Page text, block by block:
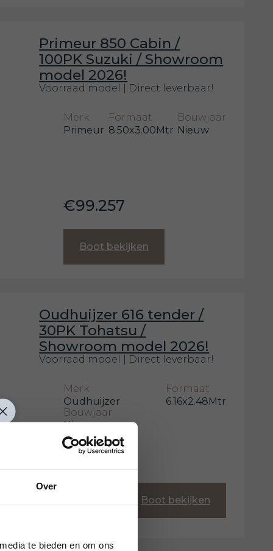
Over
te bieden en om ons
Primeur 850 Cabin /
100PK Suzuki / Showroom
model 2026!
Voorraad model | Direct leverbaar!
Merk
Primeur
Formaat
8.50x3.00Mtr
Bouwjaar
Nieuw
€99.257
Boot bekijken
Oudhuijzer 616 tender /
30PK Tohatsu /
Showroom model 2026!
Voorraad model | Direct leverbaar!
Merk
Oudhuijzer
Formaat
6.16x2.48Mtr
Bouwjaar
Nieuw
Boot bekijken